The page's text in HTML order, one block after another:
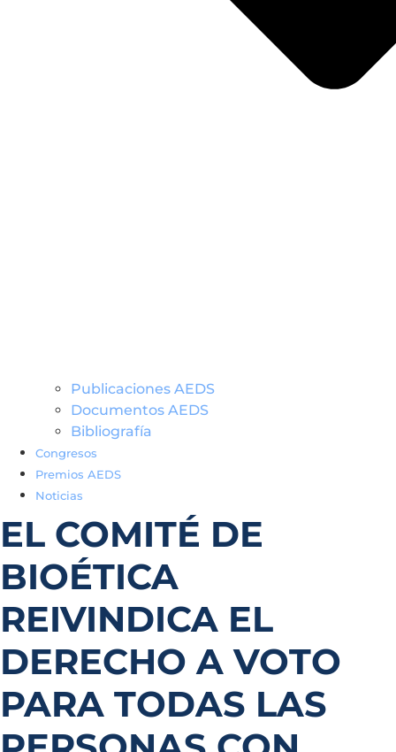
Publicaciones AEDS
Documentos AEDS
Bibliografía
Congresos
Premios AEDS
Noticias
EL COMITÉ DE
BIOÉTICA
REIVINDICA EL
DERECHO A VOTO
PARA TODAS LAS